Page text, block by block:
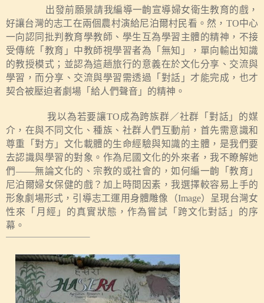
出發前願景請我編導一齣宣導婦女衛生教育的戲，
好讓台灣的志工在兩個 農村演給尼泊爾村民看。然， TO中心
一向認同批判教育學教師、學生互為學習主體的精神，不接
受傳統「教育」中教師視學習者為「無知」，單向輸出知識
的教授模式；並認為這趟旅行的意義在於文化分享、交流與
學習，而分享、交流與學習需透過「對話」才能完成，也才
契合被壓迫者劇場「給人們聲音」的精神。
我以為若要讓TO成為跨族群／社群「對話」的媒
介，在與不同文化、種族、社群人們互動前 ，首先需意識和
尊重「對方」文化載體的生命經驗與知識的主體，是我們要
去認識與學習的對象。作為尼國文化的外來者，我不瞭解她
們——無論文化的、宗教的或社會的，如何編一齣「教育」
尼泊爾婦女保健的戲？ 加上時間因素，我選擇較容易上手的
形象劇場形式， 引導志工運用身體雕像（Image）呈現台灣女
性來「月經」的真實狀態，作為嘗試「跨文化對話」的序
幕。